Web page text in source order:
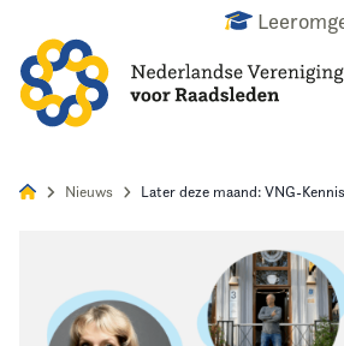
Agenda
Nieuws Later deze maand: VNG-